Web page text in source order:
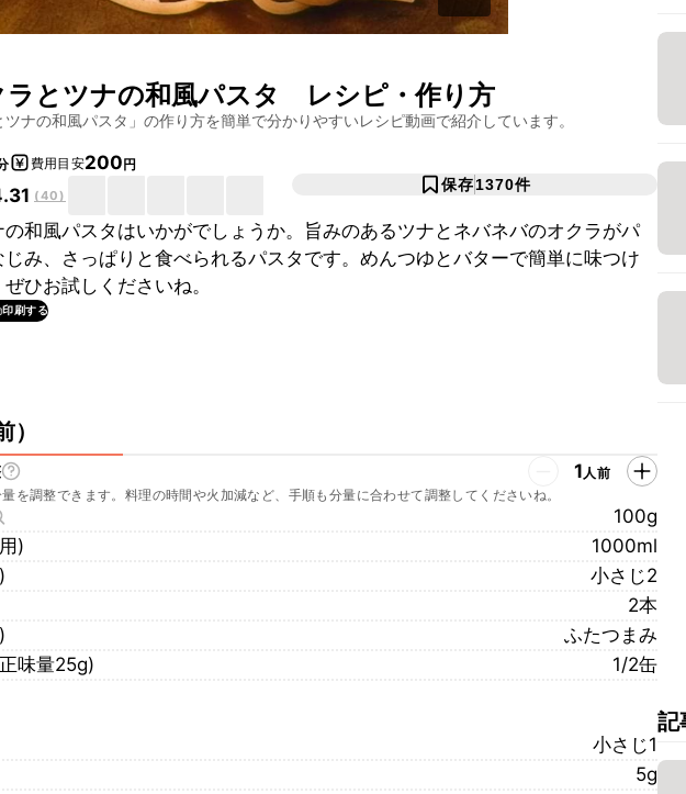
とツナの和風パスタ レシピ・作り方
ナの和風パスタ 」の作り方を簡単で分かりやすいレシピ動画で紹介しています。
費用目安200円
(40)
保存1370件
の和風パスタはいかがでしょうか。旨みのあるツナとネバネバのオクラがパ
じみ、さっぱりと食べられるパスタです。めんつゆとバターで簡単に味つけ
ひお試しくださいね。
印刷する
）
1人前
を調整できます。料理の時間や火加減など、手順も分量に合わせて調整してくださいね。
100g
)
1000ml
小さじ2
2本
ふたつまみ
味量25g)
1/2缶
小さじ1
5g
記